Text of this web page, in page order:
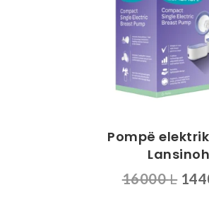
Pompë
Lansinoh
16000L